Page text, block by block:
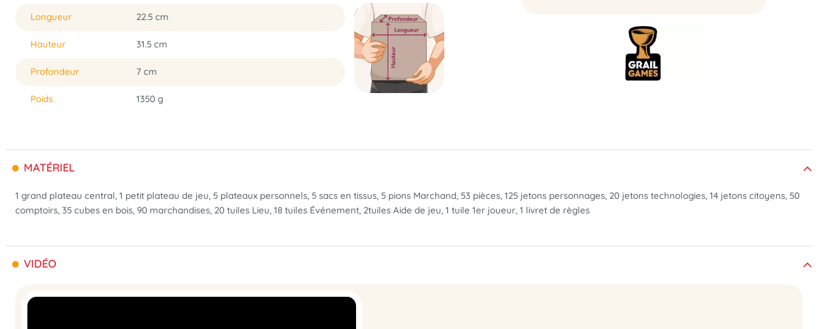
Longueur 22.5 cm
Hauteur 31.5 cm
Profondeur 7 cm
Poids 1350 g
MATÉRIEL
1 grand plateau central, 1 petit plateau de jeu, 5 plateaux personnels, 5 sacs en tissus, 5 pions Marchand, 53 pièces, 125 jetons personnages, 20 jetons technologies, 14 jetons citoyens, 50
comptoirs, 35 cubes en bois, 90 marchandises, 20 tuiles Lieu, 18 tuiles Événement, 2tuiles Aide de jeu, 1 tuile 1er joueur, 1 livret de règles
VIDÉO